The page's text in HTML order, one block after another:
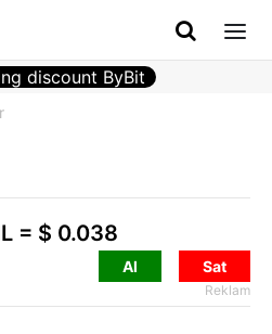
discount ByBit
= $ 0.038
Al Sat
Reklam